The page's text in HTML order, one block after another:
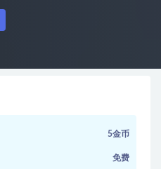
5金币
免费